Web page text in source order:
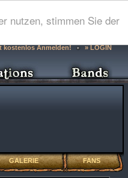
nutzen, stimmen Sie der
kostenlos Anmelden! » LOGIN
GALERIE FANS